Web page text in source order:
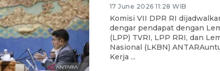
17 June 2026 11:28 WIB
Komisi VII DPR RI
dengar pendapat dengan
(LPP) TVRI, LPP RRI, dan
Nasional (LKBN)
Kerja ...